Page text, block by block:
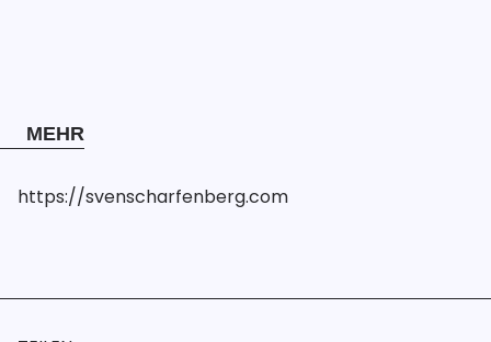
MEHR
https://svenscharfenberg.com